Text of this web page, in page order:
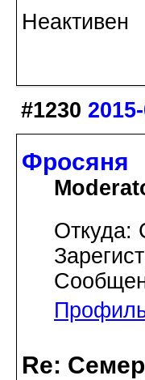
Неактивен
#1230
Фросяня
Откуда:
Re: